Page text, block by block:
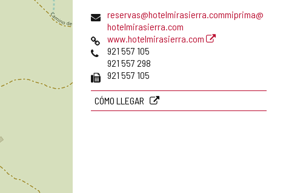
Dirección
correo
electrónico
reservas@hotelmirasierra.commiprima@
hotelmirasierra.com
Página
Web
www.hotelmirasierra.com
Teléfonos
921 557 105
921 557 298
Fax 921 557 105
CÓMO LLEGAR